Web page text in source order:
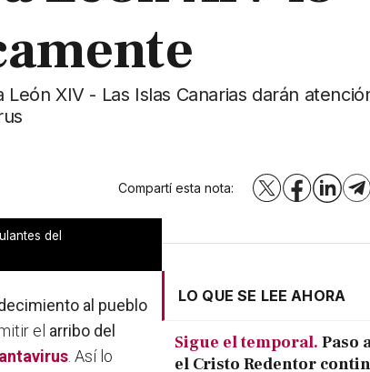
XIV - Las Islas Canarias darán
Compartí esta nota: X Facebook
del
al pueblo
el arribo del
. Así lo
LO QUE SE LEE AHORA
Sigue el temporal. Paso
el Cristo Redentor